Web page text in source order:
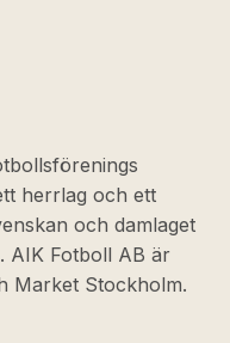
herrlag och ett
och damlaget
AIK Fotboll AB är
Market Stockholm.